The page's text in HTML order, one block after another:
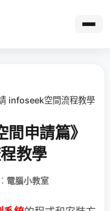
infoseek空間流程教學
間申請篇》
教學
電腦小教室